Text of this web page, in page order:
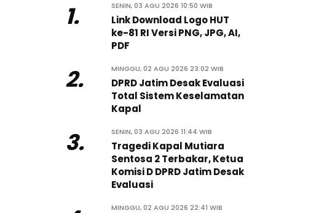
1. SENIN, 03 AGU 2026 10:50 WIB
Link Download Logo HUT
ke-81 RI Versi PNG, JPG, AI,
PDF
2. MINGGU, 02 AGU 2026 23:02 WIB
DPRD Jatim Desak Evaluasi
Total Sistem Keselamatan
Kapal
3. SENIN, 03 AGU 2026 11:44 WIB
Tragedi Kapal Mutiara
Sentosa 2 Terbakar, Ketua
Komisi D DPRD Jatim Desak
Evaluasi
MINGGU, 02 AGU 2026 22:41 WIB